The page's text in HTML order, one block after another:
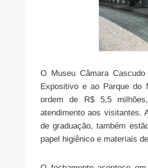
O Museu Câmara
Expositivo e ao Parque do
ordem de R$ 5,5
atendimento aos visitantes.
de graduação, também
papel higiênico e materiais